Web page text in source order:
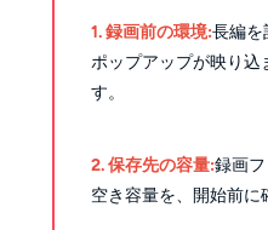
1. 録画前の環境:長編を
ポップアップが映り込
す。
2. 保存先の容量:録画
空き容量を、開始前に